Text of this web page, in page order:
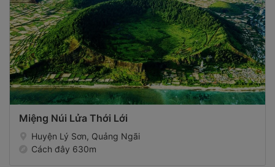
Miệng Núi Lửa Thới Lới
Huyện Lý Sơn, Quảng Ngãi
Cách đây 630m